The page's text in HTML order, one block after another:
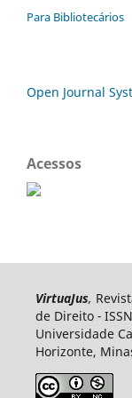
Para Bibliotecários
Open Journal
Acessos
VirtuaJus,
de Direito-
Universidade
Horizonte,